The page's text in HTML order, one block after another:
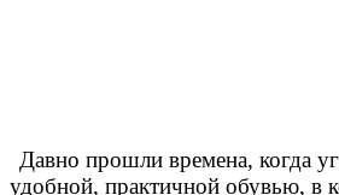
Давно прошли времена, когда
удобной, практичной обувью, в